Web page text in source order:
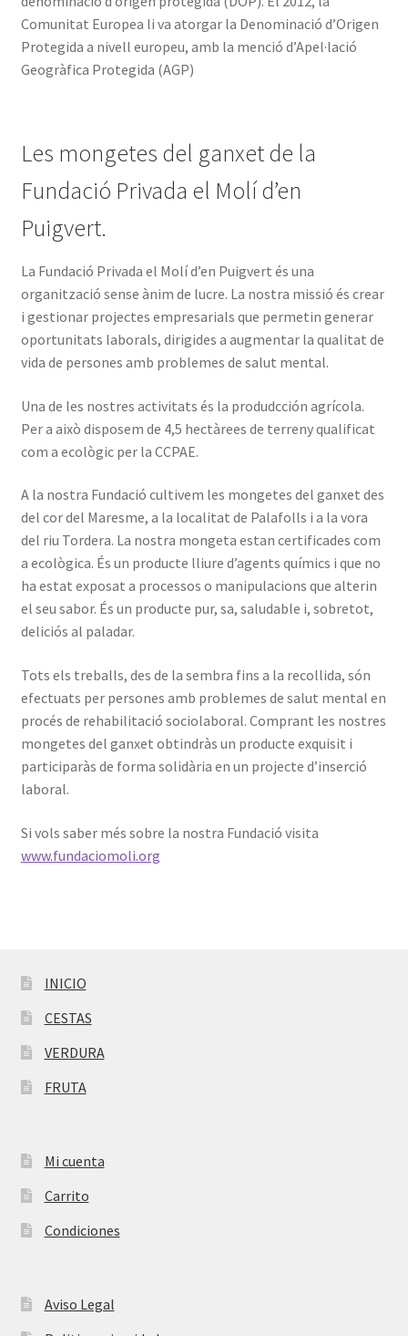
Comunitat Europea li va atorgar la Denominació d’Origen
Protegida a nivell europeu, amb la menció d’Apel·lació
Geogràfica Protegida (AGP)
Les mongetes del ganxet de la
Fundació Privada el Molí d’en
Puigvert.
La Fundació Privada el Molí d’en Puigvert és una
organització sense ànim de lucre. La nostra missió és crear
i gestionar projectes empresarials que permetin generar
oportunitats laborals, dirigides a augmentar la qualitat de
vida de persones amb problemes de salut mental.
Una de les nostres activitats és la produdcción agrícola.
Per a això disposem de 4,5 hectàrees de terreny qualificat
com a ecològic per la CCPAE.
A la nostra Fundació cultivem les mongetes del ganxet des
del cor del Maresme, a la localitat de Palafolls i a la vora
del riu Tordera. La nostra mongeta estan certificades com
a ecològica. És un producte lliure d’agents químics i que no
ha estat exposat a processos o manipulacions que alterin
el seu sabor. És un producte pur, sa, saludable i, sobretot,
deliciós al paladar.
Tots els treballs, des de la sembra fins a la recollida, són
efectuats per persones amb problemes de salut mental en
procés de rehabilitació sociolaboral. Comprant les nostres
mongetes del ganxet obtindràs un producte exquisit i
participaràs de forma solidària en un projecte d’inserció
laboral.
Si vols saber més sobre la nostra Fundació visita
www.fundaciomoli.org
INICIO
CESTAS
VERDURA
FRUTA
Mi cuenta
Carrito
Condiciones
Aviso Legal